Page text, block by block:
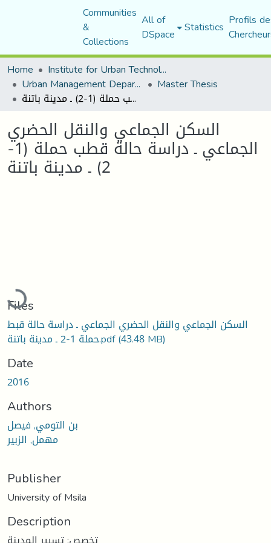
Communities
&
Collections
All of
DSpace Statistics Profils
Home
Institute for Urban Technology Management
Urban Management Department Master Thesis
السكن الجماعي والنقل الحضري الجماعي ـ دراسة حالة قطب حملة (1-2) ـ مدينة باتنة
السكن الجماعي والنقل الحضري
الجماعي ـ دراسة حالة قطب حملة (1-
2) ـ مدينة باتنة
Loading...
Files
السكن الجماعي والنقل الحضري الجماعي ـ دراسة حالة قبط
حملة 1-2 ـ مدينة باتنة.pdf(43.48 MB)
Date
2016
Authors
بن التومي, فيصل
مهمل, الزبير
Publisher
University of Msila
Description